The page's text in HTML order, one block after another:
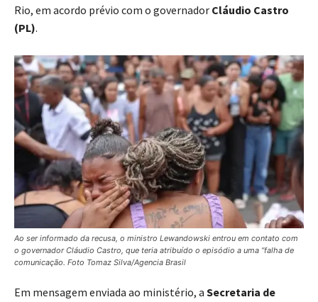
Rio, em acordo prévio com o governador Cláudio Castro
(PL).
Ao ser informado da recusa, o ministro Lewandowski entrou em contato com
o governador Cláudio Castro, que teria atribuído o episódio a uma “falha de
comunicação. Foto Tomaz Silva/Agencia Brasil
Em mensagem enviada ao ministério, a Secretaria de